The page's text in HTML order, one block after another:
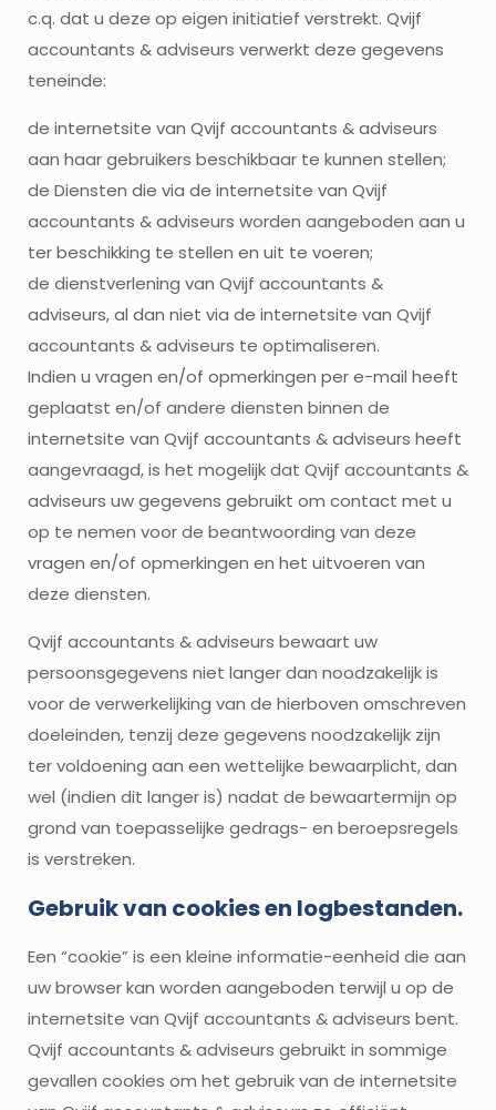
c.q. dat u deze op eigen initiatief verstrekt. Qvijf
accountants & adviseurs verwerkt deze gegevens
teneinde:
de internetsite van Qvijf accountants & adviseurs
aan haar gebruikers beschikbaar te kunnen stellen;
de Diensten die via de internetsite van Qvijf
accountants & adviseurs worden aangeboden aan u
ter beschikking te stellen en uit te voeren;
de dienstverlening van Qvijf accountants &
adviseurs, al dan niet via de internetsite van Qvijf
accountants & adviseurs te optimaliseren.
Indien u vragen en/of opmerkingen per e-mail heeft
geplaatst en/of andere diensten binnen de
internetsite van Qvijf accountants & adviseurs heeft
aangevraagd, is het mogelijk dat Qvijf accountants &
adviseurs uw gegevens gebruikt om contact met u
op te nemen voor de beantwoording van deze
vragen en/of opmerkingen en het uitvoeren van
deze diensten.
Qvijf accountants & adviseurs bewaart uw
persoonsgegevens niet langer dan noodzakelijk is
voor de verwerkelijking van de hierboven omschreven
doeleinden, tenzij deze gegevens noodzakelijk zijn
ter voldoening aan een wettelijke bewaarplicht, dan
wel (indien dit langer is) nadat de bewaartermijn op
grond van toepasselijke gedrags- en beroepsregels
is verstreken.
Gebruik van cookies en logbestanden.
Een “cookie” is een kleine informatie-eenheid die aan
uw browser kan worden aangeboden terwijl u op de
internetsite van Qvijf accountants & adviseurs bent.
Qvijf accountants & adviseurs gebruikt in sommige
gevallen cookies om het gebruik van de internetsite